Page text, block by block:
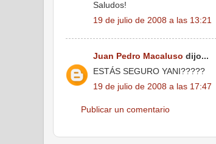
Saludos!
19 de julio de 2008 a las 13:21
Juan Pedro Macaluso dijo...
ESTÁS SEGURO YANI?????
19 de julio de 2008 a las 17:47
Publicar un comentario